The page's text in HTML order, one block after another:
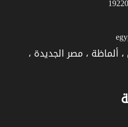
، ألماظة ، مصر الجديدة ،